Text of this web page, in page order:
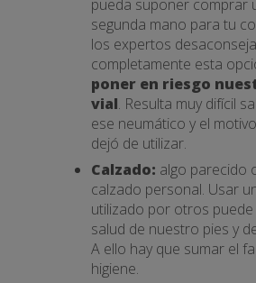
pueda suponer comprar
segunda mano para tu
los expertos
completamente esta
poner en riesgo
vial. Resulta muy difícil
ese neumático y el
dejó de utilizar.
Calzado: algo parecido
calzado personal. Usar
utilizado por otros
salud de nuestro pies y
A ello hay que sumar el
higiene.